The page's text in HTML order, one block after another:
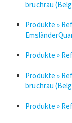
bruchrau
Produkte »
Produkte »
Produkte »
bruchrau
Produkte »